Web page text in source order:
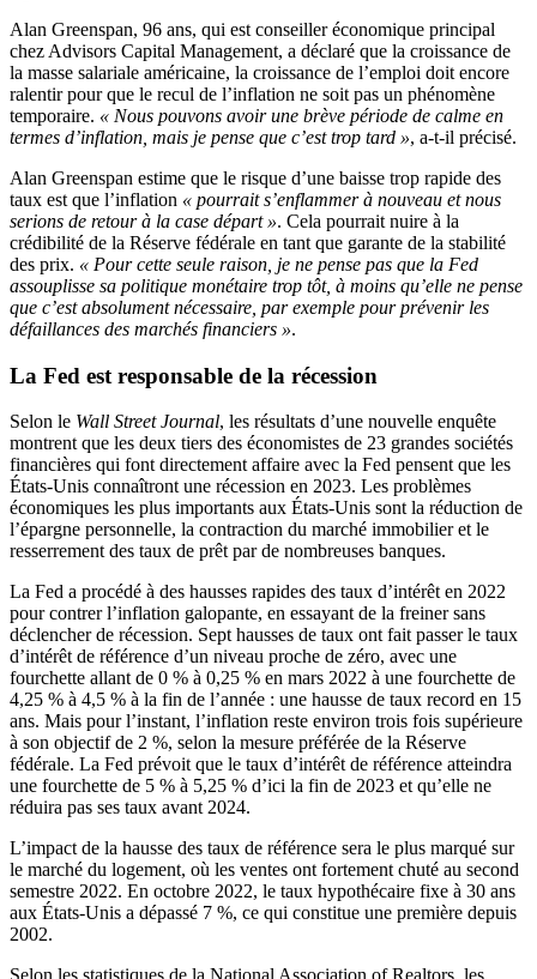
Alan Greenspan, 96 ans, qui est conseiller économique principal
chez Advisors Capital Management, a déclaré que la croissance de
la masse salariale américaine, la croissance de l’emploi doit encore
ralentir pour que le recul de l’inflation ne soit pas un phénomène
temporaire. « Nous pouvons avoir une brève période de calme en
termes d’inflation, mais je pense que c’est trop tard », a-t-il précisé.
Alan Greenspan estime que le risque d’une baisse trop rapide des
taux est que l’inflation « pourrait s’enflammer à nouveau et nous
serions de retour à la case départ ». Cela pourrait nuire à la
crédibilité de la Réserve fédérale en tant que garante de la stabilité
des prix. « Pour cette seule raison, je ne pense pas que la Fed
assouplisse sa politique monétaire trop tôt, à moins qu’elle ne pense
que c’est absolument nécessaire, par exemple pour prévenir les
défaillances des marchés financiers ».
La Fed est responsable de la récession
Selon le Wall Street Journal, les résultats d’une nouvelle enquête
montrent que les deux tiers des économistes de 23 grandes sociétés
financières qui font directement affaire avec la Fed pensent que les
États-Unis connaîtront une récession en 2023. Les problèmes
économiques les plus importants aux États-Unis sont la réduction de
l’épargne personnelle, la contraction du marché immobilier et le
resserrement des taux de prêt par de nombreuses banques.
La Fed a procédé à des hausses rapides des taux d’intérêt en 2022
pour contrer l’inflation galopante, en essayant de la freiner sans
déclencher de récession. Sept hausses de taux ont fait passer le taux
d’intérêt de référence d’un niveau proche de zéro, avec une
fourchette allant de 0 % à 0,25 % en mars 2022 à une fourchette de
4,25 % à 4,5 % à la fin de l’année : une hausse de taux record en 15
ans. Mais pour l’instant, l’inflation reste environ trois fois supérieure
à son objectif de 2 %, selon la mesure préférée de la Réserve
fédérale. La Fed prévoit que le taux d’intérêt de référence atteindra
une fourchette de 5 % à 5,25 % d’ici la fin de 2023 et qu’elle ne
réduira pas ses taux avant 2024.
L’impact de la hausse des taux de référence sera le plus marqué sur
le marché du logement, où les ventes ont fortement chuté au second
semestre 2022. En octobre 2022, le taux hypothécaire fixe à 30 ans
aux États-Unis a dépassé 7 %, ce qui constitue une première depuis
2002.